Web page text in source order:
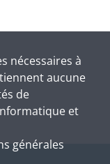
nécessaires à
aucune
de
et
générales